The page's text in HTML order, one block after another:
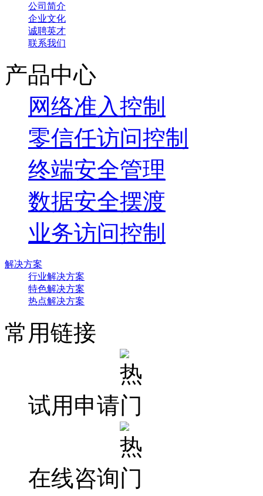
公司简介
企业文化
诚聘英才
联系我们
产品中心
网络准入控制
零信任访问控制
终端安全管理
数据安全摆渡
业务访问控制
解决方案
行业解决方案
特色解决方案
热点解决方案
常用链接
试用申请
在线咨询